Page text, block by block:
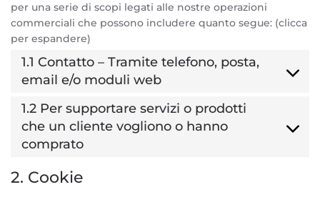
per una serie di scopi legati alle nostre operazioni
commerciali che possono includere quanto segue: (clicca
per espandere)
1.1 Contatto – Tramite telefono, posta,
email e/o moduli web
1.2 Per supportare servizi o prodotti
che un cliente vogliono o hanno
comprato
2. Cookie